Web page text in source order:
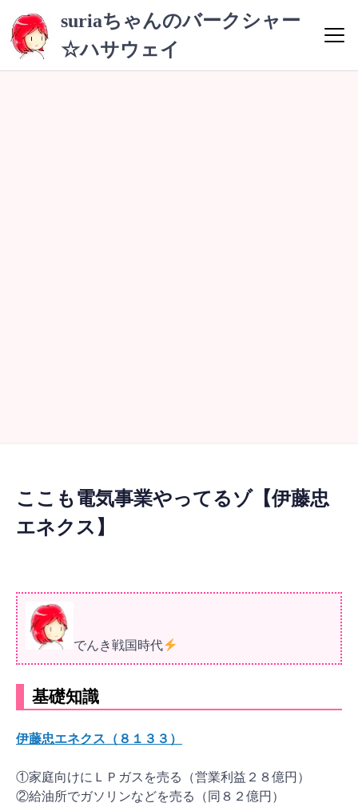
テ
suriaちゃんのバークシャー
☆ハサウェイ
ここも電気事業やってるゾ【伊藤忠
エネクス】
でんき戦国時代
基礎知識
伊藤忠エネクス（８１３３）
①家庭向けにＬＰガスを売る（営業利益２８億円）
②給油所でガソリンなどを売る（同８２億円）